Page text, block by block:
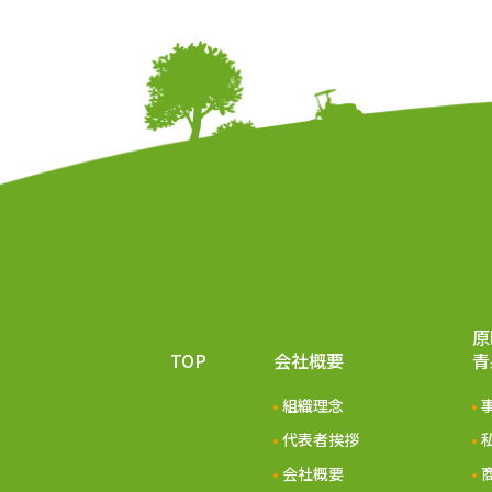
TOP 会社概要
組織理念
代表者挨拶
会社概要